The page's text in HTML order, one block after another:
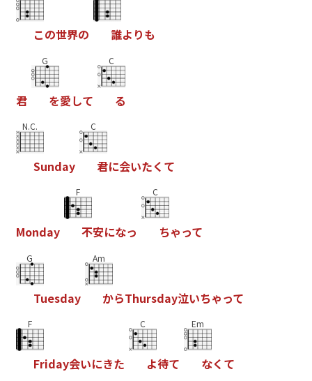
この世界の 誰よ りも
君
G
を愛して
C
る
N.C.
Sunday
C
君に会いたく て
Monday
F
不安になっ
C
ちゃって
G
Tuesday
Am
からThursday泣いちゃって
F
Friday会いにきた
C
よ待て
Em
なく て